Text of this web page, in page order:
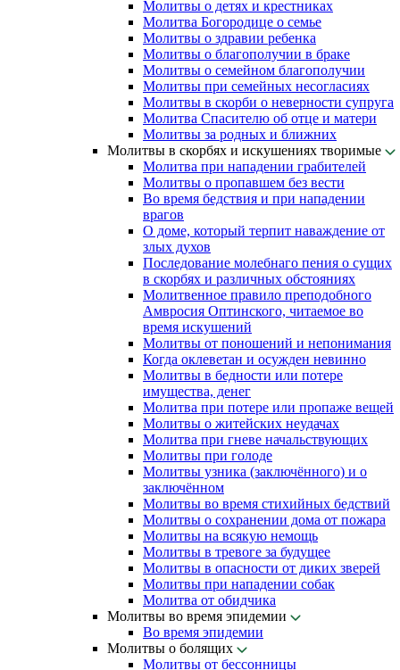
Молитвы о детях и крестниках
Молитва Богородице о семье
Молитвы о здравии ребенка
Молитвы о благополучии в браке
Молитвы о семейном благополучии
Молитвы при семейных несогласиях
Молитвы в скорби о неверности супруга
Молитва Спасителю об отце и матери
Молитвы за родных и ближних
Молитвы в скорбях и искушениях творимые
Молитва при нападении грабителей
Молитвы о пропавшем без вести
Во время бедствия и при нападении
врагов
О доме, который терпит наваждение от
злых духов
Последование молебнаго пения о сущих
в скорбях и различных обстояниях
Молитвенное правило преподобного
Амвросия Оптинского, читаемое во
время искушений
Молитвы от поношений и непонимания
Когда оклеветан и осужден невинно
Молитвы в бедности или потере
имущества, денег
Молитва при потере или пропаже вещей
Молитвы о житейских неудачах
Молитва при гневе начальствующих
Молитвы при голоде
Молитвы узника (заключённого) и о
заключённом
Молитвы во время стихийных бедствий
Молитвы о сохранении дома от пожара
Молитвы на всякую немощь
Молитвы в тревоге за будущее
Молитвы в опасности от диких зверей
Молитвы при нападении собак
Молитва от обидчика
Молитвы во время эпидемии
Во время эпидемии
Молитвы о болящих
Молитвы от бессонницы